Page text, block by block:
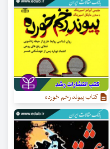
کتاب پیوند زخم خورده